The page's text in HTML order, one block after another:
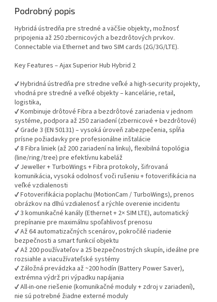
Podrobný popis
Hybridá ústredňa pre stredné a väčšie objekty, možnosť
pripojenia až 250 zbernicových a bezdrôtových prvkov.
Connectable via Ethernet and two SIM cards (2G/3G/LTE).
Key Features – Ajax Superior Hub Hybrid 2
✔ Hybridná ústredňa pre stredne veľké a high-security projekty,
vhodná pre stredné a veľké objekty – kancelárie, retail,
logistika,
✔ Kombinuje drôtové Fibra a bezdrôtové zariadenia v jednom
systéme, podpora až 250 zariadení (zbernicové + bezdrôtové)
✔ Grade 3 (EN 50131) – vysoká úroveň zabezpečenia, spĺňa
prísne požiadavky pre profesionálne inštalácie
✔ 8 Fibra liniek (až 200 zariadení na linku), flexibilná topológia
(line/ring/tree) pre efektívnu kabeláž
✔ Jeweller + TurboWings + Fibra protokoly, šifrovaná
komunikácia, vysoká odolnosť voči rušeniu + fotoverifikácia na
veľké vzdialenosti
✔ Fotoverifikácia poplachu (MotionCam / TurboWings), prenos
obrázkov na dlhú vzdialenosť a rýchle overenie incidentu
✔ 3 komunikačné kanály (Ethernet + 2× SIM LTE), automatický
prepínanie pre maximálnu spoľahlivosť prenosu
✔ Až 64 automatizačných scenárov, pokročilé riadenie
bezpečnosti a smart funkcií objektu
✔ Až 200 používateľov a 25 bezpečnostných skupín, ideálne pre
rozsiahle a viacužívateľské systémy
✔ Záložná prevádzka až ~200 hodín (Battery Power Saver),
extrémna výdrž pri výpadku napájania
✔ All-in-one riešenie (komunikačné moduly + zdroj v zariadení),
nie sú potrebné žiadne externé moduly